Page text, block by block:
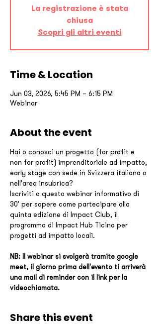
La registrazione è stata
chiusa
Scopri gli altri eventi
Time & Location
Jun 03, 2026, 5:45 PM – 6:15 PM
Webinar
About the event
Hai o conosci un progetto (for profit e
non for profit) imprenditoriale ad impatto,
early stage con sede in Svizzera italiana o
nell'area insubrica?
Iscriviti a questo webinar informativo di
30' per sapere come partecipare alla
quinta edizione di Impact Club, il
programma di Impact Hub Ticino per
progetti ad impatto locali.
NB: Il webinar si svolgerà tramite google
meet, il giorno prima dell'evento ti arriverà
una mail di reminder con il link per la
videochiamata.
Share this event